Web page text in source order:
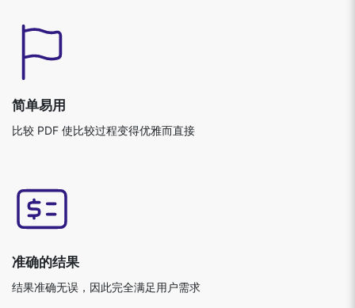
简单易用
比较 PDF 使比较过程变得优雅而直接
准确的结果
结果准确无误，因此完全满足用户需求